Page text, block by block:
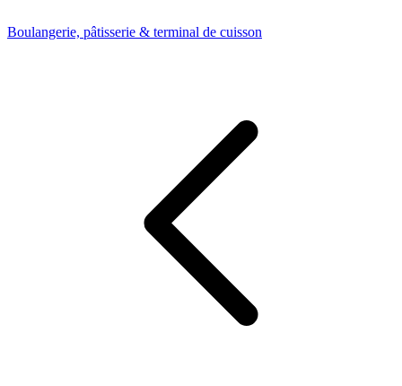
Boulangerie, pâtisserie & terminal de cuisson